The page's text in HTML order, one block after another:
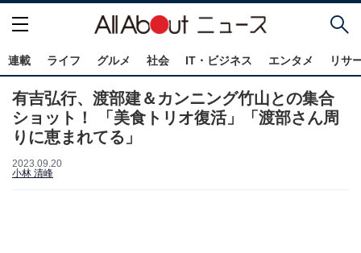
連載 ライフ グルメ 社会 IT・ビジネス エンタメ リサ
有吉弘行、渡部建＆カンニング竹山との集合
ショット！ 「美食トリオ復活」「渡部さん周
りに恵まれてる」
2023.09.20
小林 清峰